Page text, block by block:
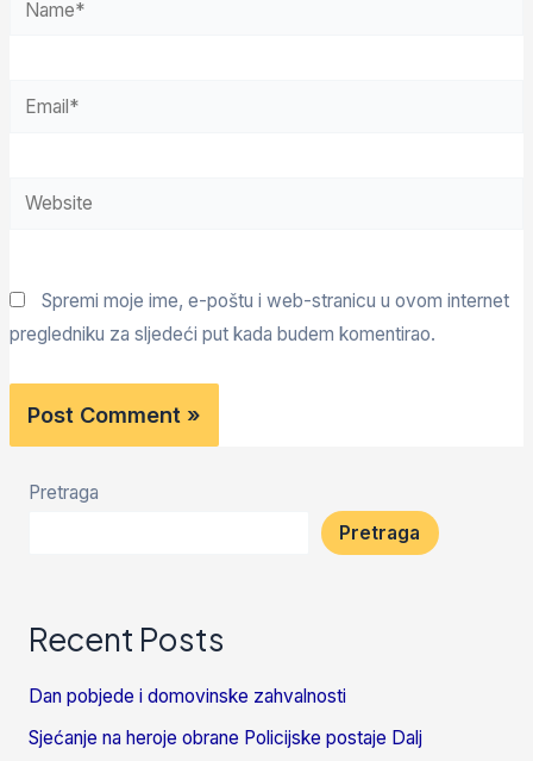
Spremi moje ime, e-poštu i web-stranicu u ovom internet
pregledniku za sljedeći put kada budem komentirao.
Pretraga
Pretraga
Recent Posts
Dan pobjede i domovinske zahvalnosti
Sjećanje na heroje obrane Policijske postaje Dalj